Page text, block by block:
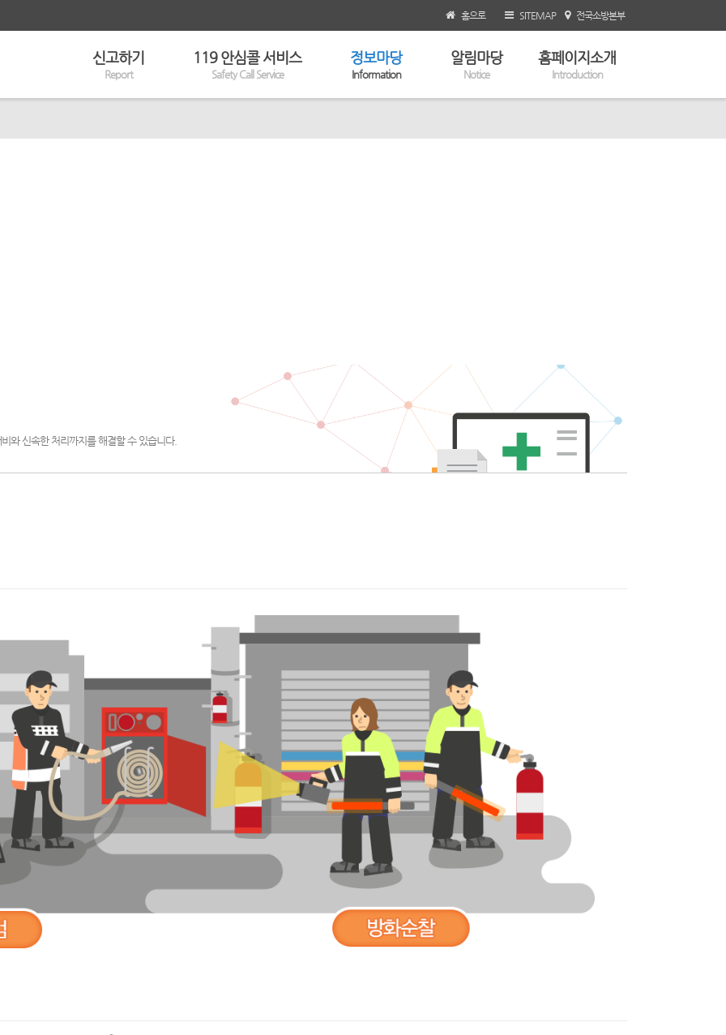
홈으로 SITEMAP 전국소방본부
신고하기
Report
119 안심콜 서비스
Safety Call Service
정보마당
Information
알림마당
Notice
홈페이지소개
Introduction
와 신속한 처리까지를 해결할 수 있습니다.